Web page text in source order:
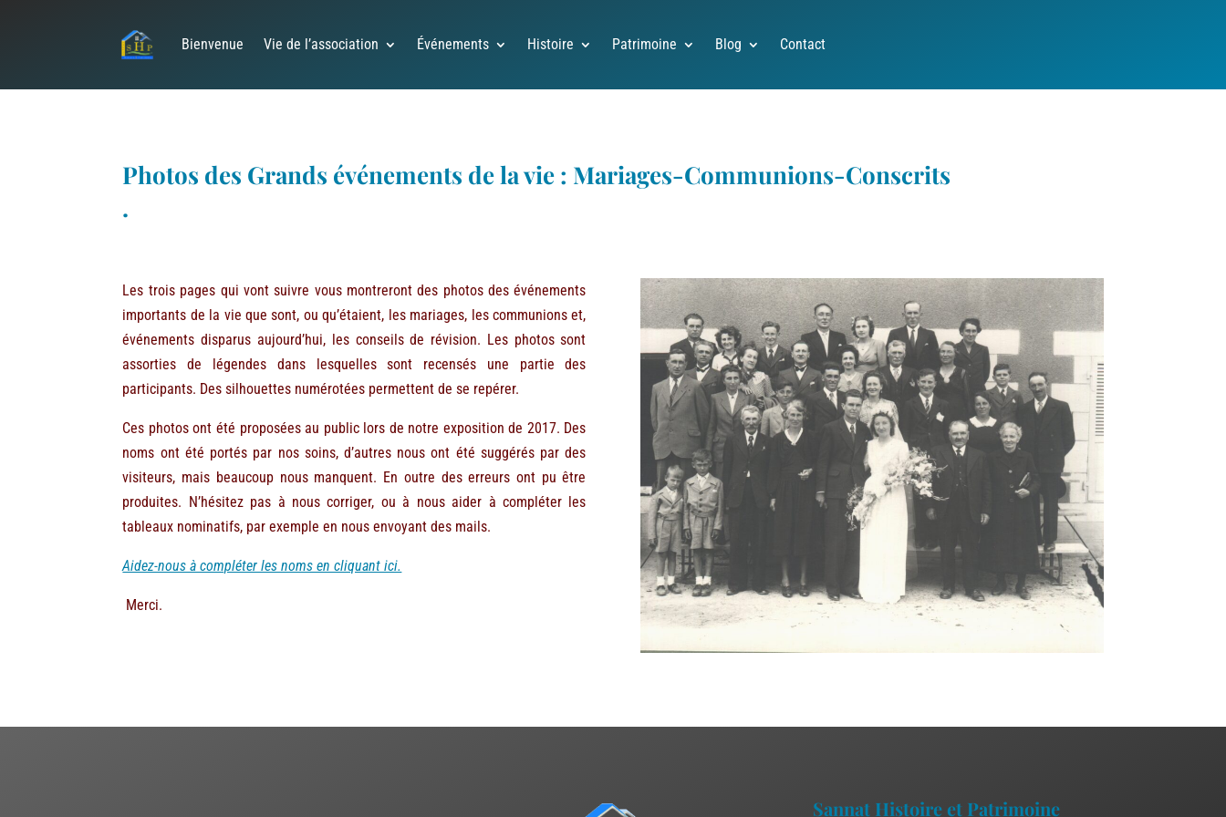
Bienvenue Vie de l’association Événements Histoire Patrimoine Blog Contact
Photos des Grands événements de la vie : Mariages-Communions-Conscrits
.
Les trois pages qui vont suivre vous montreront des photos des événements
importants de la vie que sont, ou qu’étaient, les mariages, les communions et,
événements disparus aujourd’hui, les conseils de révision. Les photos sont
assorties de légendes dans lesquelles sont recensés une partie des
participants. Des silhouettes numérotées permettent de se repérer.
Ces photos ont été proposées au public lors de notre exposition de 2017. Des
noms ont été portés par nos soins, d’autres nous ont été suggérés par des
visiteurs, mais beaucoup nous manquent. En outre des erreurs ont pu être
produites. N’hésitez pas à nous corriger, ou à nous aider à compléter les
tableaux nominatifs, par exemple en nous envoyant des mails.
Aidez-nous à compléter les noms en cliquant ici.
Merci.
Sannat Histoire et Patrimoine